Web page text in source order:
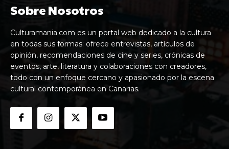
Sobre Nosotros
Culturamania.com es un portal web dedicado a la cultura
en todas sus formas: ofrece entrevistas, artículos de
opinión, recomendaciones de cine y series, crónicas de
eventos, arte, literatura y colaboraciones con creadores,
todo con un enfoque cercano y apasionado por la escena
cultural contemporánea en Canarias.